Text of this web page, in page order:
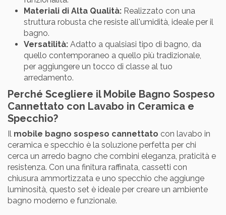
Materiali di Alta Qualità: Realizzato con una
struttura robusta che resiste all'umidità, ideale per il
bagno.
Versatilità: Adatto a qualsiasi tipo di bagno, da
quello contemporaneo a quello più tradizionale,
per aggiungere un tocco di classe al tuo
arredamento.
Perché Scegliere il Mobile Bagno Sospeso
Cannettato con Lavabo in Ceramica e
Specchio?
Il mobile bagno sospeso cannettato con lavabo in
ceramica e specchio è la soluzione perfetta per chi
cerca un arredo bagno che combini eleganza, praticità e
resistenza. Con una finitura raffinata, cassetti con
chiusura ammortizzata e uno specchio che aggiunge
luminosità, questo set è ideale per creare un ambiente
bagno moderno e funzionale.